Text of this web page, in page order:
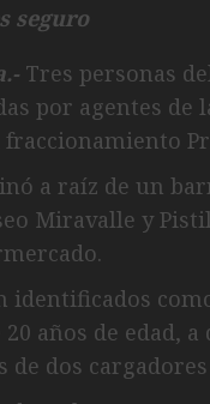
seguro
Tres personas
por agentes
a raíz de un
Miravalle y
como
20 años de
de dos